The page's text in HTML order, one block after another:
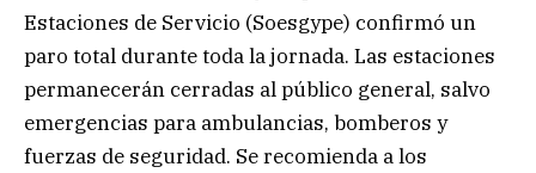
Estaciones de Servicio (Soesgype) confirmó un
paro total durante toda la jornada. Las estaciones
permanecerán cerradas al público general, salvo
emergencias para ambulancias, bomberos y
fuerzas de seguridad. Se recomienda a los